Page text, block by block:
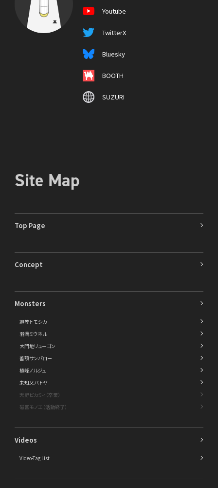
Youtube
TwitterX
Bluesky
BOOTH
SUZURI
Site Map
Top Page
Concept
Monsters
緋笠トモシカ
羽渦ミウネル
大門地リューゴン
善額サンパロー
植峰ノルジュ
未知又バトヤ
天野ピカミィ（卒業）
磁富モノエ（活動終了）
Videos
Video-Tag List